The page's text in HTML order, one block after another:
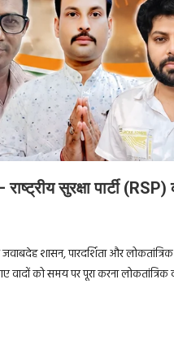
सुरक्षा पार्टी
जवाबदेह शासन, पारदर्शिता और
को समय पर पूरा करना लोकतांत्रिक